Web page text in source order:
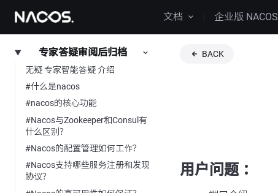
文档 企业版 NACOS
专家答疑审阅后归档
无疑 专家智能答疑 介绍
#什么是nacos
#nacos的核心功能
#Nacos与Zookeeper和Consul有
什么区别？
#Nacos的配置管理如何工作？
#Nacos支持哪些服务注册和发现
协议？
BACK
用户问题 ：